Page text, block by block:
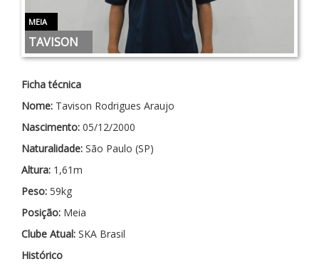
MEIA
TAVISON
Ficha técnica
Nome: Tavison Rodrigues Araujo
Nascimento: 05/12/2000
Naturalidade: São Paulo (SP)
Altura: 1,61m
Peso: 59kg
Posição: Meia
Clube Atual: SKA Brasil
Histórico